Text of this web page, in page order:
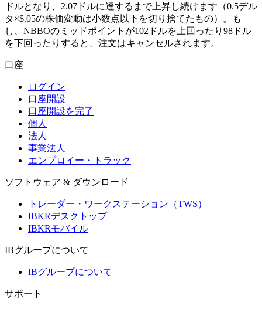
ドルとなり、2.07ドルに達するまで上昇し続けます（0.5デル
タ×$.05の株価変動は小数点以下を切り捨てたもの）。も
し、NBBOのミッドポイントが102ドルを上回ったり98ドル
を下回ったりすると、注文はキャンセルされます。
口座
ログイン
口座開設
口座開設を完了
個人
法人
事業法人
エンプロイー・トラック
ソフトウェア & ダウンロード
トレーダー・ワークステーション（TWS）
IBKRデスクトップ
IBKRモバイル
IBグループについて
IBグループについて
サポート